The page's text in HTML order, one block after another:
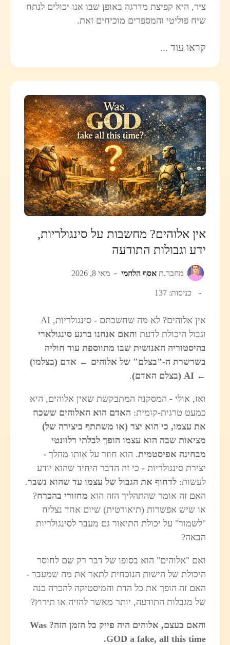
ציר, היא קפיצת מדרגה באופן שבו אנו יכולים לנתח
שיח פוליטי והמספרים מוכיחים זאת.
קראו עוד ...
אין אלוהים? מחשבות על סינגולריות,
ידע וגבולות התודעה
מחבר.ת אסף הלחמי מאי 8, 2026
כניסות: 137
אין אלוהים? לא מה שחשבתם - סינגולריות, AI
וגבול היכולת לדעת והאם אנחנו ברגע סינגולארי
בהיסטוריה האנושית שבו מתווספת עוד חוליה
בשרשרת ה-"בצלם" של אלוהים ← אדם (בצלמו)
← AI (בצלם האדם)
.
ואז, אולי - המסקנה המתבקשת שאין אלוהים, היא
כמעט טרגית-קומית: האדם הוא האלוהים ששכח
את עצמו, כי הוא יצר (או משתתף ביצירה של)
מציאות שבה הוא עצמו הופך לבלתי רלוונטי
מבחינה אפיסטמית. הוא חוזר על אותו מהלך -
יצירת סינגולריות - כי זה הדבר היחיד שהוא יודע
לעשות:לדחוף את הגבול של עצמו עד שהוא נשבר.
האם זה אומר שהתהליך הזה הוא מחזורי בהכרח?
או שיש אפשרות (תיאורטית) שיום אחד נצליח
"לשמור" על יכולת התיאור גם מעבר לסינגולריות
הבאה?
ואם "אלוהים" הוא בסופו של דבר רק שם לחוסר
היכולת של הישות הנוכחית לתאר את מה שמעבר -
האם זה הופך את כל הדת והמיסטיקה להכרה כנה
של מגבלות התודעה, יותר מאשר להזיה או תירוץ?
והאם בעצם, אלוהים היה פייק כל הזמן הזה? Was
GOD a fake, all this time.